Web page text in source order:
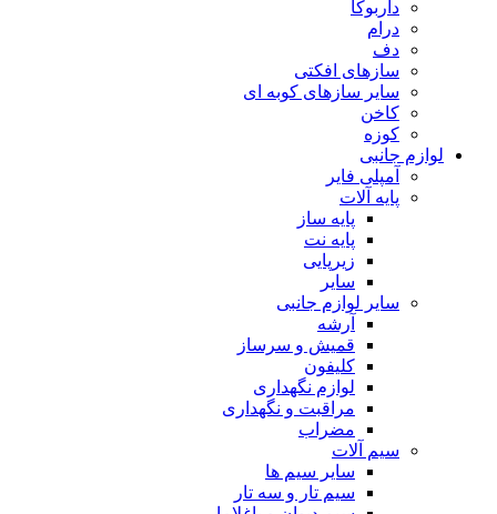
داربوکا
درام
دف
سازهای افکتی
سایر سازهای کوبه ای
کاخن
کوزه
لوازم جانبی
آمپلی فایر
پایه آلات
پایه ساز
پایه نت
زیرپایی
سایر
سایر لوازم جانبی
آرشه
قمیش و سرساز
کلیفون
لوازم نگهداری
مراقبت و نگهداری
مضراب
سیم آلات
سایر سیم ها
سیم تار و سه تار